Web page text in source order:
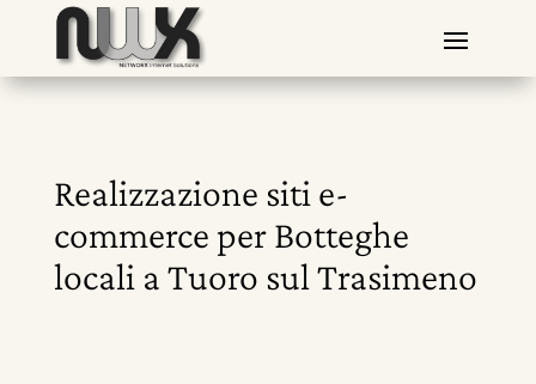
Realizzazione siti e-
commerce per Botteghe
locali a Tuoro sul Trasimeno